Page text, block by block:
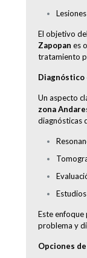
El objetivo del
Zapopan es
tratamiento
Diagnóstico
Un aspecto
zona
diagnósticas
Este enfoque
problema y
Opciones